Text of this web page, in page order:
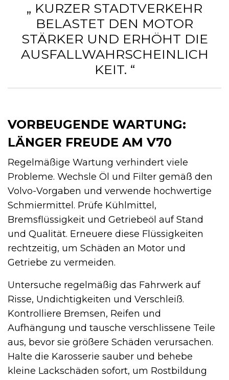
„ KURZER STADTVERKEHR
BELASTET DEN MOTOR
STÄRKER UND ERHÖHT DIE
AUSFALLWAHRSCHEINLICH
KEIT. “
VORBEUGENDE WARTUNG:
LÄNGER FREUDE AM V70
Regelmäßige Wartung verhindert viele
Probleme. Wechsle Öl und Filter gemäß den
Volvo-Vorgaben und verwende hochwertige
Schmiermittel. Prüfe Kühlmittel,
Bremsflüssigkeit und Getriebeöl auf Stand
und Qualität. Erneuere diese Flüssigkeiten
rechtzeitig, um Schäden an Motor und
Getriebe zu vermeiden.
Untersuche regelmäßig das Fahrwerk auf
Risse, Undichtigkeiten und Verschleiß.
Kontrolliere Bremsen, Reifen und
Aufhängung und tausche verschlissene Teile
aus, bevor sie größere Schäden verursachen.
Halte die Karosserie sauber und behebe
kleine Lackschäden sofort, um Rostbildung